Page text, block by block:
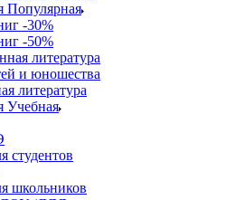
Популярная
-30%
-50%
литература
и юношества
литература
Учебная
студентов
школьников